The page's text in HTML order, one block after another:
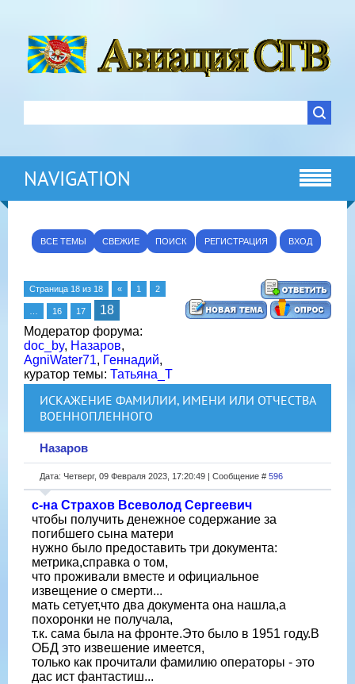
NAVIGATION
ВСЕ ТЕМЫ СВЕЖИЕ ПОИСК РЕГИСТРАЦИЯ ВХОД
Страница 18 из 18 « 1 2
16 17
18
Модератор форума:
doc_by, Назаров,
AgniWater71, Геннадий,
куратор темы: Татьяна_Т
ИСКАЖЕНИЕ ФАМИЛИИ, ИМЕНИ ИЛИ ОТЧЕСТВА
ВОЕННОПЛЕННОГО
Назаров
Дата: Четверг, 09 Февраля 2023, 17:20:49 | Сообщение # 596
с-на Страхов Всеволод Сергеевич
чтобы получить денежное содержание за
погибшего сына матери
нужно было предоставить три документа:
метрика,справка о том,
что проживали вместе и официальное
извещение о смерти...
мать сетует,что два документа она нашла,а
похоронки не получала,
т.к. сама была на фронте.Это было в 1951 году.В
ОБД это извешение имеется,
только как прочитали фамилию операторы - это
дас ист фантастиш...